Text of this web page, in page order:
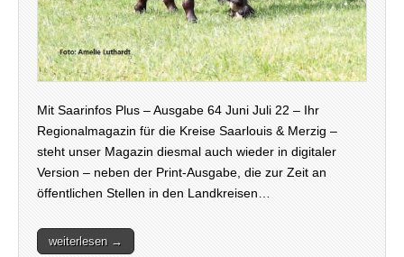
Mit Saarinfos Plus – Ausgabe 64 Juni Juli 22 – Ihr
Regionalmagazin für die Kreise Saarlouis & Merzig –
steht unser Magazin diesmal auch wieder in digitaler
Version – neben der Print-Ausgabe, die zur Zeit an
öffentlichen Stellen in den Landkreisen…
weiterlesen →